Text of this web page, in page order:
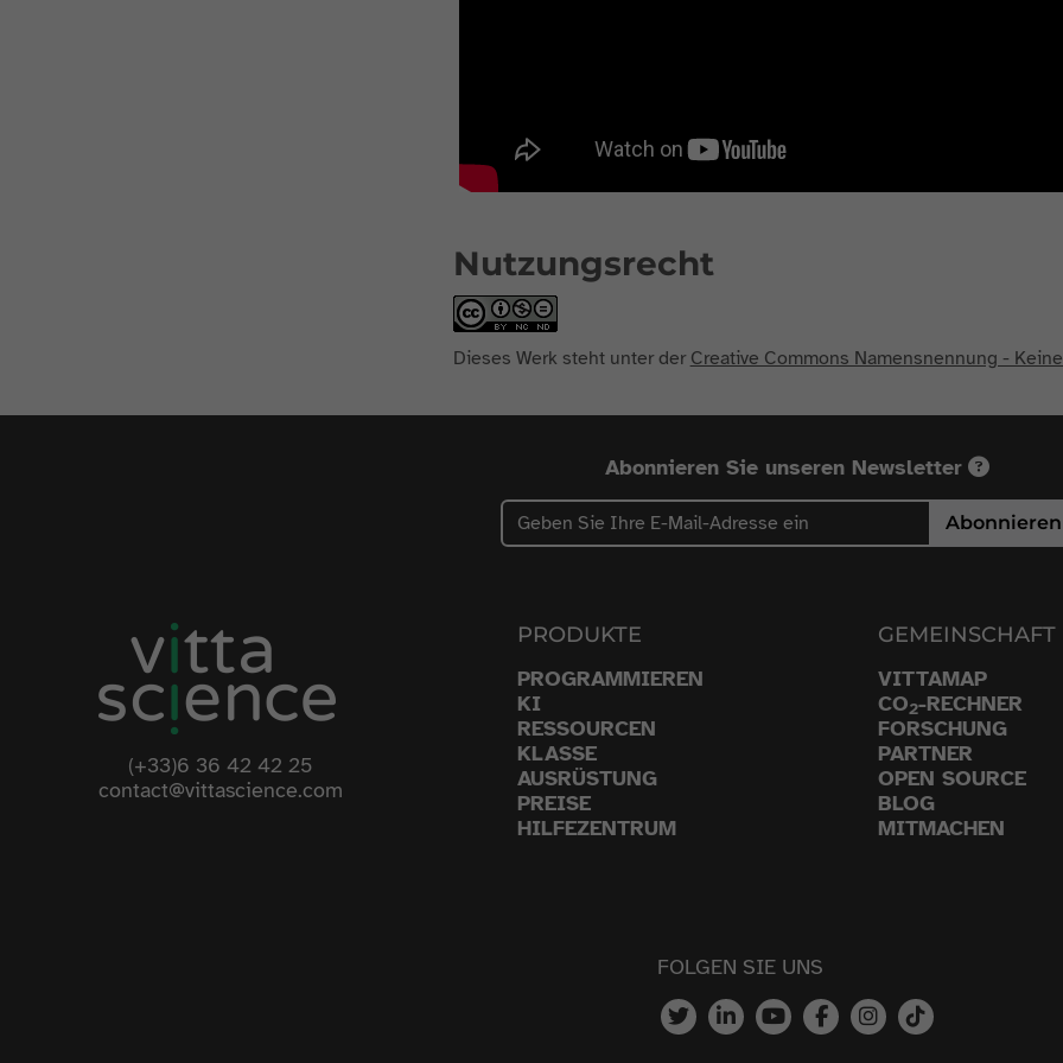
Nutzungsrecht
Dieses Werk steht unter der Creative Commons Namensnennung -
Abonnieren Sie unseren Newsletter
Abonnieren
(+33)6 36 42 42 25
contact@vittascience.com
PRODUKTE
PROGRAMMIEREN
KI
RESSOURCEN
KLASSE
AUSRÜSTUNG
PREISE
HILFEZENTRUM
GEMEINSCHAFT
VITTAMAP
CO2-RECHNER
FORSCHUNG
PARTNER
OPEN SOURCE
BLOG
MITMACHEN
FOLGEN SIE UNS